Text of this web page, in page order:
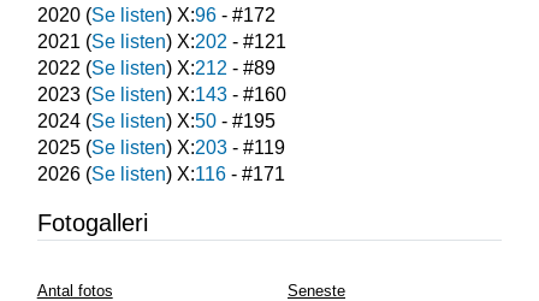
2020(Se listen) X:96- #172
2021 (Se listen) X:202 - #121
2022 (Se listen) X:212 - #89
2023(Se listen) X:143- #160
2024(Se listen) X:50- #195
2025(Se listen) X:203- #119
2026(Se listen) X:116- #171
Fotogalleri
Antal fotos Seneste